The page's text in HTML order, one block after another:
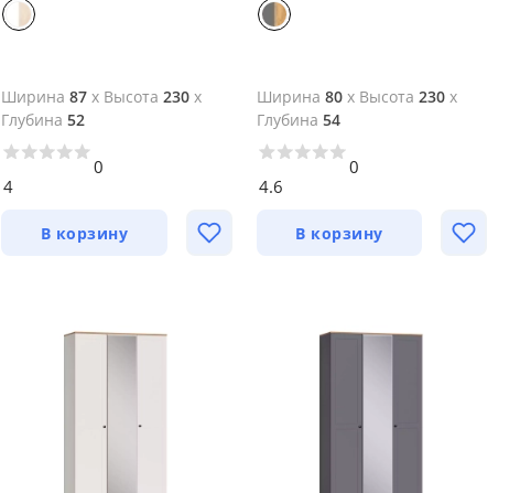
Ширина 87 x Высота 230 x
Глубина 52
4
0
В корзину
Ширина 80x Высота 230x
Глубина 54
4.6
0
В корзину